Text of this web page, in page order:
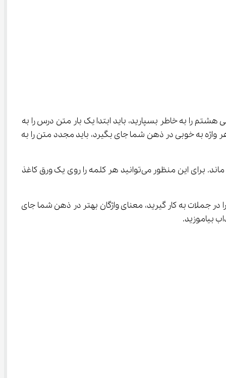
هشتم را به خاطر بسپارید، باید ابتدا یک بار متن درس را به
واژه را بر اساس معنای کلی جمله حدس بزنید. در مرحله‌ی بعد برای این که هر واژه به خوبی در ذهن شما جای بگیرد، باید مجدد متن را به
این نکته را به خاطر داشته باشید که هر چه بیش‌تر کلمات و معانی آن‌ها را مرور کنید، معنای آن‌ها بهتر در ذهن شما باقی خواهد ماند. برای این منظور می‌توانید هر کلمه را روی یک ورق کاغذ
در جملات به کار گیرید، معنای واژگان بهتر در ذهن شما جای